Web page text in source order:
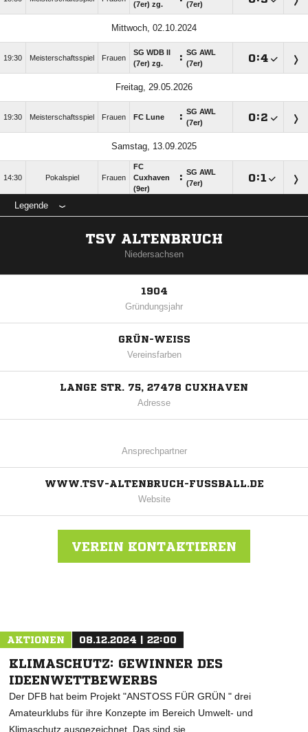
(7er) zg.
(7er)
Mittwoch, 02.10.2024
19:30 Meisterschaftsspiel Frauen
SG WDB II
(7er) zg.
: SG AWL
(7er)
:
Freitag, 29.05.2026
19:30 Meisterschaftsspiel Frauen FC Lune : SG AWL
(7er)
:
Samstag, 13.09.2025
14:30 Pokalspiel Frauen
FC
Cuxhaven
(9er)
: SG AWL
(7er)
:
Legende
TSV ALTENBRUCH
Niedersachsen
1904
Gründungsjahr
GRÜN-WEISS
Vereinsfarben
LANGE STR. 75, 27478 CUXHAVEN
Adresse
Ansprechpartner
WWW.TSV-ALTENBRUCH-FUSSBALL.DE
Website
VEREIN KONTAKTIEREN
AKTIONEN 08.12.2024 | 22:00
KLIMASCHUTZ: GEWINNER DES
IDEENWETTBEWERBS
Der DFB hat beim Projekt "ANSTOSS FÜR GRÜN " drei
Amateurklubs für ihre Konzepte im Bereich Umwelt- und
Klimaschutz ausgezeichnet. Das sind sie.